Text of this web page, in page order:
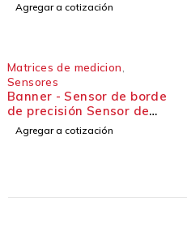
Agregar a cotización
Matrices de medicion
Sensores
Banner - Sensor de borde
de precisión Sensor de
borde de precisión EG24
Agregar a cotización